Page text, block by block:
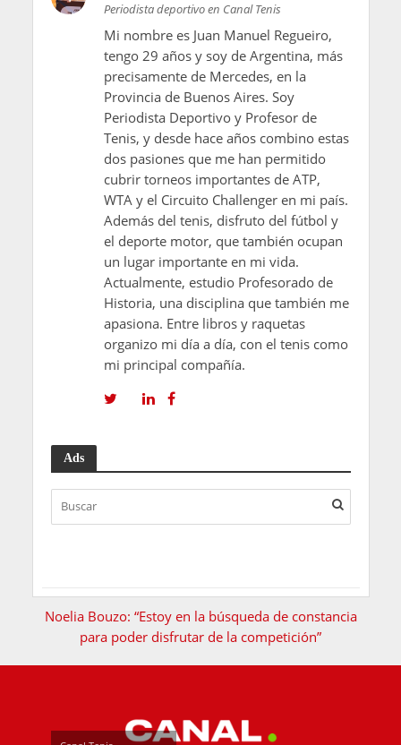
Periodista deportivo en Canal Tenis
Mi nombre es Juan Manuel Regueiro,
tengo 29 años y soy de Argentina, más
precisamente de Mercedes, en la
Provincia de Buenos Aires. Soy
Periodista Deportivo y Profesor de
Tenis, y desde hace años combino estas
dos pasiones que me han permitido
cubrir torneos importantes de ATP,
WTA y el Circuito Challenger en mi país.
Además del tenis, disfruto del fútbol y
el deporte motor, que también ocupan
un lugar importante en mi vida.
Actualmente, estudio Profesorado de
Historia, una disciplina que también me
apasiona. Entre libros y raquetas
organizo mi día a día, con el tenis como
mi principal compañía.
Ads
Noelia Bouzo: “Estoy en la búsqueda de constancia
para poder disfrutar de la competición”